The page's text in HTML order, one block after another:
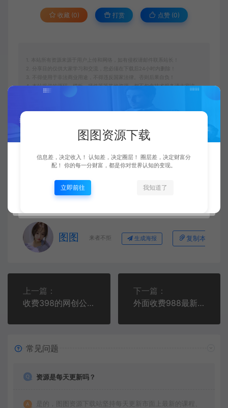
收藏 (0) 打赏 点赞 (0)
1. 本站所有资源来源于用户上传和网络，如有侵权请邮件联系站长！
2. 分享目的仅供大家学习和交流，您必须在下载后24小时内删除！
3. 不得使用于非法商业用途，不得违反国家法律。否则后果自负！
4. 本站提供的源码、模板、插件等等其他资源，都不包含技术服务请大家谅
6. 本站资源售价只是赞助，收取费用仅维持本站的日常运营所需！
小白到日入1000（完整版）4月10更新 https://vip.f6sj.com/27623.html
图图 来者不拒 生成海报 复制本文链接
上一篇：
收费398的网创公众号个人IP项目，教你打造个人网创ip，每天10分钟，实现网赚的第一个小目标
下一篇：
外面收费988最新31平台广告掘金全自动挂机，单设备日入100+【脚本+教程】
常见问题
资源是每天更新吗？
是的，图图资源下载站坚持每天更新市面上最新的课程、
图图资源下载
信息差，决定收入！ 认知差，决定圈层！ 圈层差，决定财富分
配！ 你的每一分财富，都是你对世界认知的变现。
立即前往 我知道了